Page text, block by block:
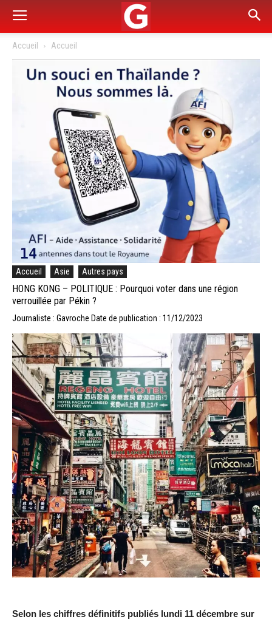
Accueil Accueil
Accueil Asie Autres pays
HONG KONG – POLITIQUE : Pourquoi voter dans une région
verrouillée par Pékin ?
Journaliste : Gavroche Date de publication : 11/12/2023
Selon les chiffres définitifs publiés lundi 11 décembre sur